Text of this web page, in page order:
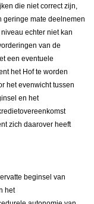
die niet correct zijn,
geringe mate deelnemen
echter niet kan
van de
een eventuele
het Hof te worden
het evenwicht tussen
en het
zich daarover heeft
beginsel van
het